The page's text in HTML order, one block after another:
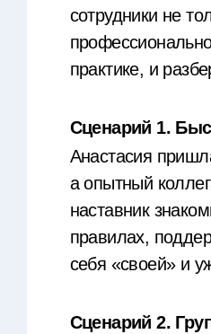
сотрудники не
практике, и
Сценарий 1.
Анастасия
а опытный
наставник
правилах,
себя «своей» и
Сценарий 2.